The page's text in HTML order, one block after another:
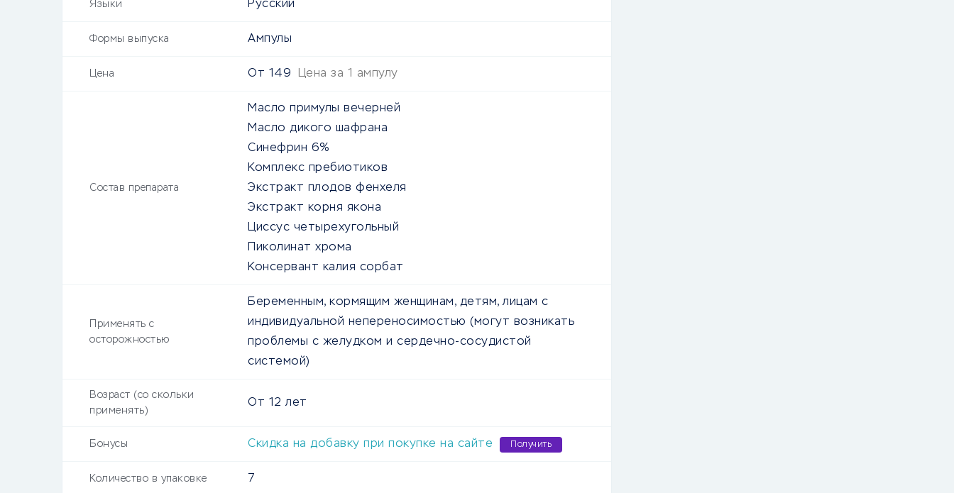
Языки Русский
Формы выпуска Ампулы
Цена От 149 Цена за 1 ампулу
Состав препарата
Масло примулы вечерней
Масло дикого шафрана
Синефрин 6%
Комплекс пребиотиков
Экстракт плодов фенхеля
Экстракт корня якона
Циссус четырехугольный
Пиколинат хрома
Консервант калия сорбат
Применять с
осторожностью
Беременным, кормящим женщинам, детям, лицам с
индивидуальной непереносимостью (могут возникать
проблемы с желудком и сердечно-сосудистой
системой)
Возраст (со скольки
применять)
От 12 лет
Бонусы Скидка на добавку при покупке на сайте Получить
Количество в упаковке 7